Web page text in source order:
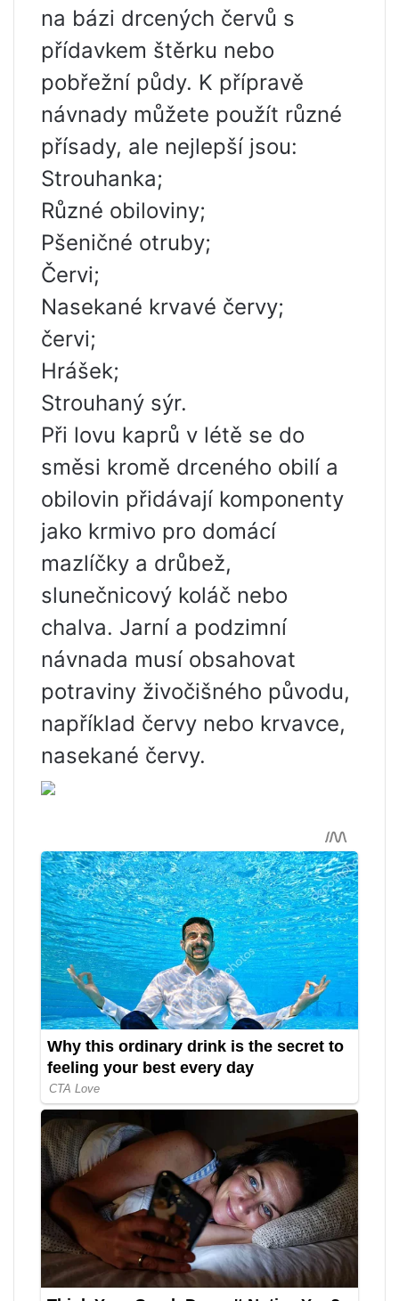
na bázi drcených červů s
přídavkem štěrku nebo
pobřežní půdy. K přípravě
návnady můžete použít různé
přísady, ale nejlepší jsou:
Strouhanka;
Různé obiloviny;
Pšeničné otruby;
Červi;
Nasekané krvavé červy;
červi;
Hrášek;
Strouhaný sýr.
Při lovu kaprů v létě se do
směsi kromě drceného obilí a
obilovin přidávají komponenty
jako krmivo pro domácí
mazlíčky a drůbež,
slunečnicový koláč nebo
chalva. Jarní a podzimní
návnada musí obsahovat
potraviny živočišného původu,
například červy nebo krvavce,
nasekané červy.